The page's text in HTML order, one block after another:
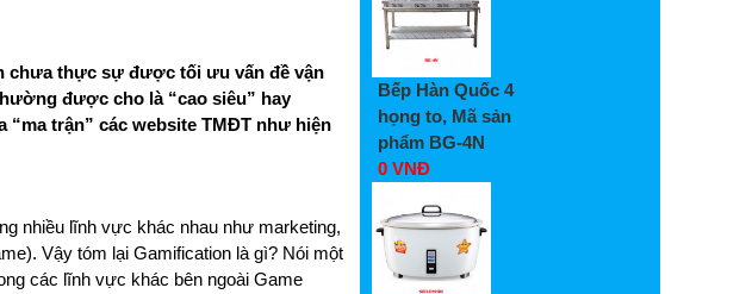
chưa thực sự được tối ưu vấn đề vận
được cho là “cao siêu” hay
trận” các website TMĐT như hiện
nhiều lĩnh vực khác nhau như marketing,
Vậy tóm lại Gamification là gì? Nói một
các lĩnh vực khác bên ngoài Game
Bếp Hàn Quốc 4
họng to, Mã sản
phẩm BG-4N
0 VNĐ